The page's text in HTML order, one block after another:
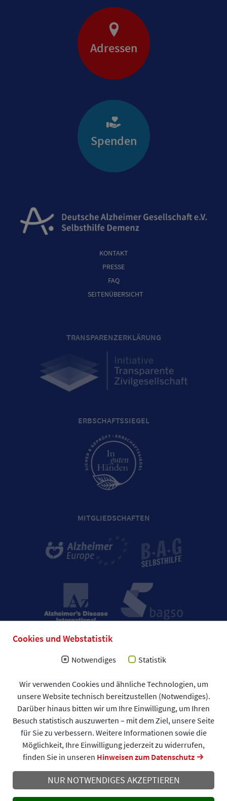
Cookies und Webstatistik
Notwendiges Statistik
Wir verwenden Cookies und ähnliche Technologien, um
unsere Website technisch bereitzustellen (Notwendiges).
Darüber hinaus bitten wir um Ihre Einwilligung, um Ihren
Besuch statistisch auszuwerten – mit dem Ziel, unsere Seite
für Sie zu verbessern. Weitere Informationen sowie die
Möglichkeit, Ihre Einwilligung jederzeit zu widerrufen,
finden Sie in unseren Hinweisen zum Datenschutz
NUR NOTWENDIGES AKZEPTIEREN
Adressen
Spenden
KONTAKT
PRESSE
FAQ
SEITENÜBERSICHT
TRANSPARENZERKLÄRUNG
ERBSCHAFTSSIEGEL
MITGLIEDSCHAFTEN
Impressum
Allgemeine Geschäftsbedingungen (AGB)
Datenschutzerklärung
Spendenformular
DAlzG © 2026